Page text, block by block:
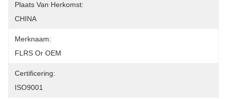
Plaats Van Herkomst:
CHINA
Merknaam:
FLRS Or OEM
Certificering:
ISO9001